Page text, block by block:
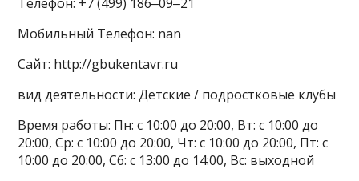
Мобильный Телефон: nan
Сайт: http://gbukentavr.ru
вид деятельности: Детские / подростковые клубы
Время работы: Пн: с 10:00 до 20:00, Вт: с 10:00 до
20:00, Ср: с 10:00 до 20:00, Чт: с 10:00 до 20:00, Пт: с
10:00 до 20:00, Сб: с 13:00 до 14:00, Вс: выходной